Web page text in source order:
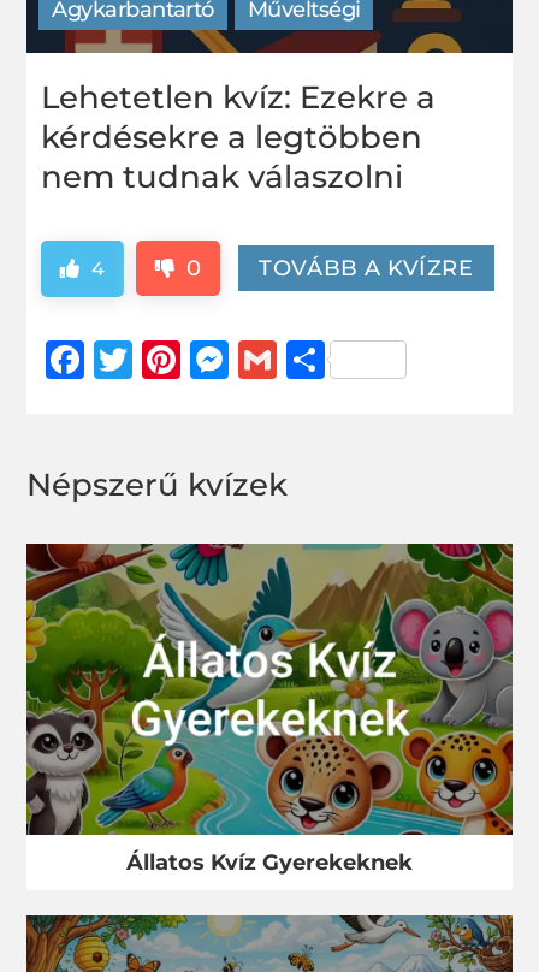
Agykarbantartó Műveltségi
Lehetetlen kvíz: Ezekre a
kérdésekre a legtöbben
nem tudnak válaszolni
4 0 TOVÁBB A KVÍZRE
Facebook
Twitter
Pinterest
Messenger
GmailOssza
Népszerű kvízek
Állatos Kvíz Gyerekeknek